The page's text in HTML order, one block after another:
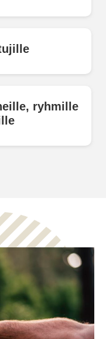
ryhmille